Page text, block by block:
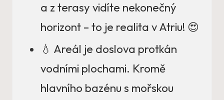
a z terasy vidíte nekonečný
horizont – to je realita v Atriu! 😍
💧 Areál je doslova protkán
vodními plochami. Kromě
hlavního bazénu s mořskou